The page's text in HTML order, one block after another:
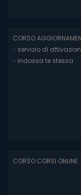
CORSO
» servizio di
» indossa te stessa
CORSO CORSI ONLINE